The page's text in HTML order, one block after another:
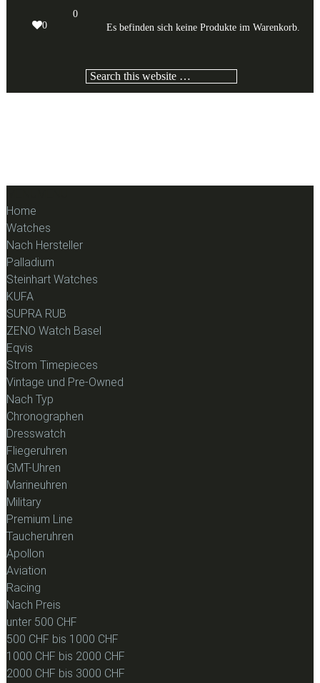
0
0
Es befinden sich keine Produkte im Warenkorb.
Search
this
website
Home
Watches
Nach Hersteller
Palladium
Steinhart Watches
KUFA
SUPRA RUB
ZENO Watch Basel
Eqvis
Strom Timepieces
Vintage und Pre-Owned
Nach Typ
Chronographen
Dresswatch
Fliegeruhren
GMT-Uhren
Marineuhren
Military
Premium Line
Taucheruhren
Apollon
Aviation
Racing
Nach Preis
unter 500 CHF
500 CHF bis 1000 CHF
1000 CHF bis 2000 CHF
2000 CHF bis 3000 CHF